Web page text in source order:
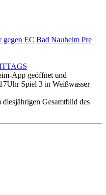
gegen EC Bad Nauheim Pre
App geöffnet und
Spiel 3 in Weißwasser
Gesamtbild des